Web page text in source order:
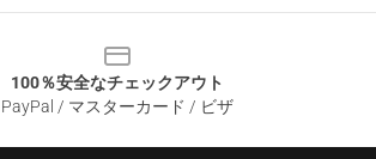
100％安全なチェックアウト
PayPal / マスターカード / ビザ